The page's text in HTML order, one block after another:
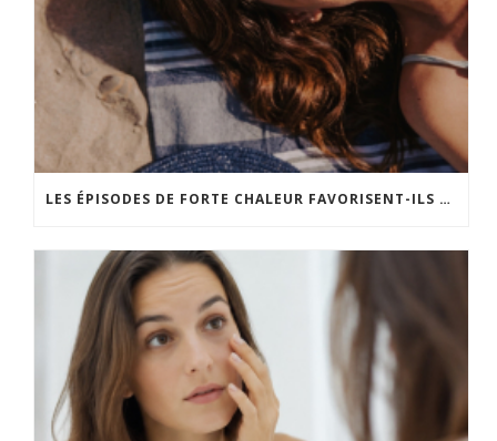
LES ÉPISODES DE FORTE CHALEUR FAVORISENT-ILS LE VIEILLISSEMENT CUTANÉ ?